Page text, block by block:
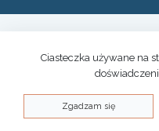
Polityka prywatności
Ciasteczka używane na
Zgadzam się